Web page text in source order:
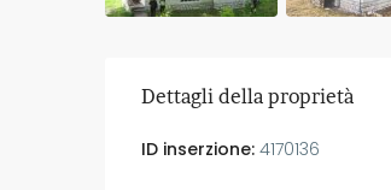
Dettagli della proprietà
ID inserzione: 4170136